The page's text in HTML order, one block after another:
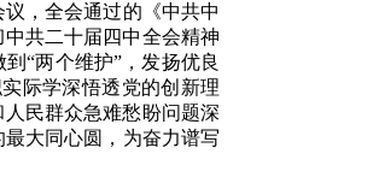
，全会通过的《中共中
共二十届四中全会精神
“两个维护”，发扬优良
际学深悟透党的创新理
民群众急难愁盼问题深
大同心圆，为奋力谱写